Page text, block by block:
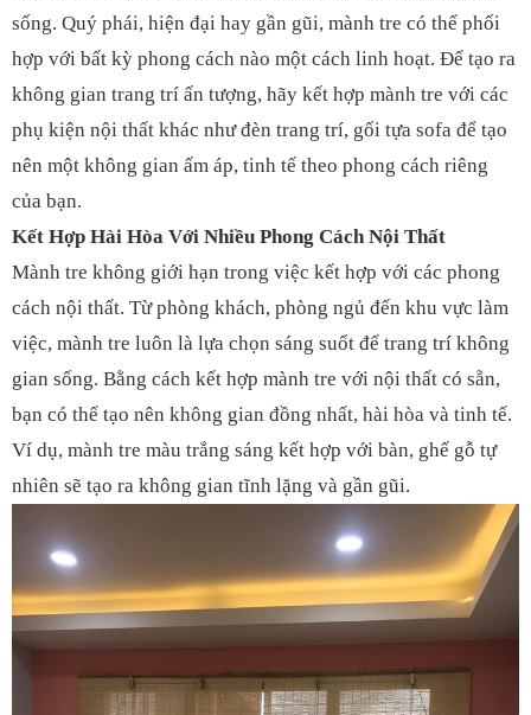
sống. Quý phái, hiện đại hay gần gũi, mành tre có thể phối
hợp với bất kỳ phong cách nào một cách linh hoạt. Để tạo ra
không gian trang trí ấn tượng, hãy kết hợp mành tre với các
phụ kiện nội thất khác như đèn trang trí, gối tựa sofa để tạo
nên một không gian ấm áp, tinh tế theo phong cách riêng
của bạn.
Kết Hợp Hài Hòa Với Nhiều Phong Cách Nội Thất
Mành tre không giới hạn trong việc kết hợp với các phong
cách nội thất. Từ phòng khách, phòng ngủ đến khu vực làm
việc, mành tre luôn là lựa chọn sáng suốt để trang trí không
gian sống. Bằng cách kết hợp mành tre với nội thất có sẵn,
bạn có thể tạo nên không gian đồng nhất, hài hòa và tinh tế.
Ví dụ, mành tre màu trắng sáng kết hợp với bàn, ghế gỗ tự
nhiên sẽ tạo ra không gian tĩnh lặng và gần gũi.